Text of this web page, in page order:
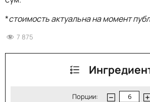
*стоимость актуальна на момент
7 875
Порции: